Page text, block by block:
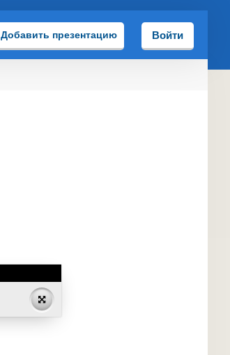
Добавить презентацию Войти